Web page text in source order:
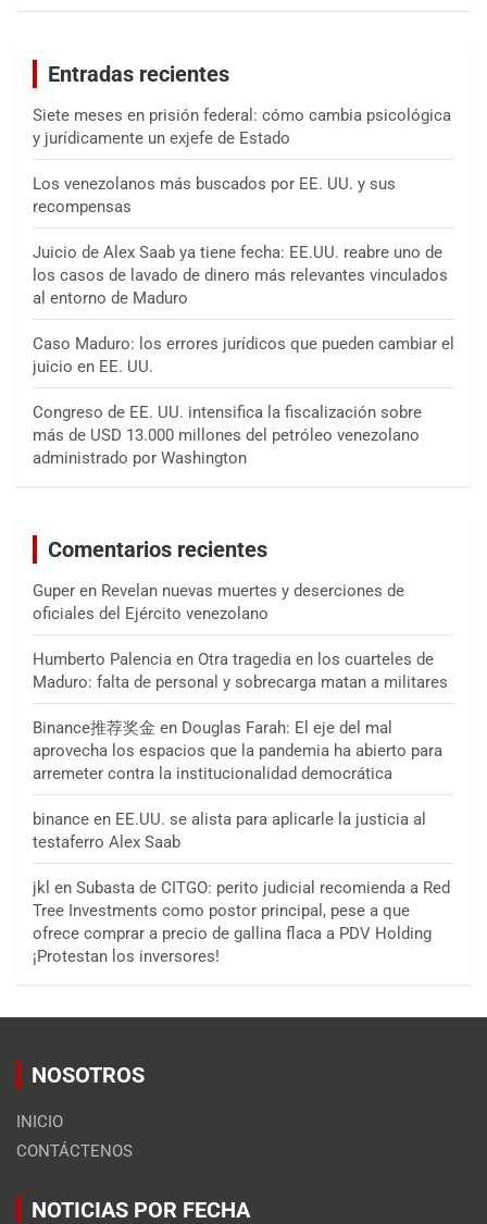
Entradas recientes
Siete meses en prisión federal: cómo cambia psicológica
y jurídicamente un exjefe de Estado
Los venezolanos más buscados por EE. UU. y sus
recompensas
Juicio de Alex Saab ya tiene fecha: EE.UU. reabre uno de
los casos de lavado de dinero más relevantes vinculados
al entorno de Maduro
Caso Maduro: los errores jurídicos que pueden cambiar el
juicio en EE. UU.
Congreso de EE. UU. intensifica la fiscalización sobre
más de USD 13.000 millones del petróleo venezolano
administrado por Washington
Comentarios recientes
Guper en Revelan nuevas muertes y deserciones de
oficiales del Ejército venezolano
Humberto Palencia en Otra tragedia en los cuarteles de
Maduro: falta de personal y sobrecarga matan a militares
Binance推荐奖金 en Douglas Farah: El eje del mal
aprovecha los espacios que la pandemia ha abierto para
arremeter contra la institucionalidad democrática
binance en EE.UU. se alista para aplicarle la justicia al
testaferro Alex Saab
jkl en Subasta de CITGO: perito judicial recomienda a Red
Tree Investments como postor principal, pese a que
ofrece comprar a precio de gallina flaca a PDV Holding
¡Protestan los inversores!
NOSOTROS
INICIO
CONTÁCTENOS
NOTICIAS POR FECHA